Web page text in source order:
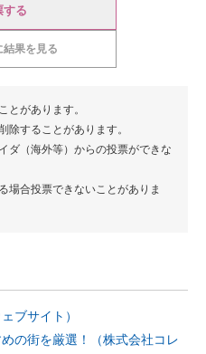
する
結果を見る
とがあります。
除することがあります。
ダ（海外等）からの投票ができな
場合投票できないことがありま
ブサイト）
の街を厳選！（株式会社コレ